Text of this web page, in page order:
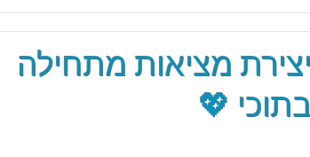
יצירת מציאות מתחילה
💖